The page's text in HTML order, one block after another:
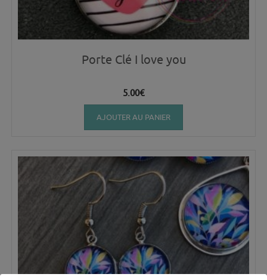
Porte Clé I love you
5.00€
AJOUTER AU PANIER